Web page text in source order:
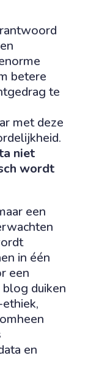
betere
te
met deze
niet
wordt
een
in één
een
duiken
en